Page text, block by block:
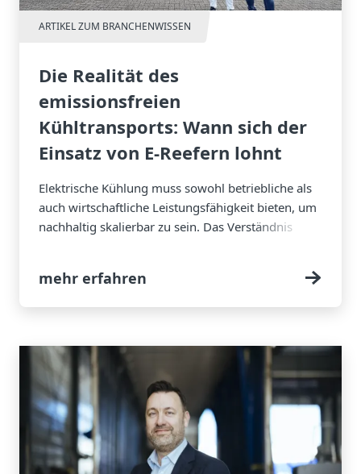
ARTIKEL ZUM BRANCHENWISSEN
Die Realität des
emissionsfreien
Kühltransports: Wann sich der
Einsatz von E-Reefern lohnt
Elektrische Kühlung muss sowohl betriebliche als
auch wirtschaftliche Leistungsfähigkeit bieten, um
nachhaltig skalierbar zu sein. Das Verständnis
sie als Lösung praktikabel und erfolgreich
einsetzbar ist.
mehr erfahren